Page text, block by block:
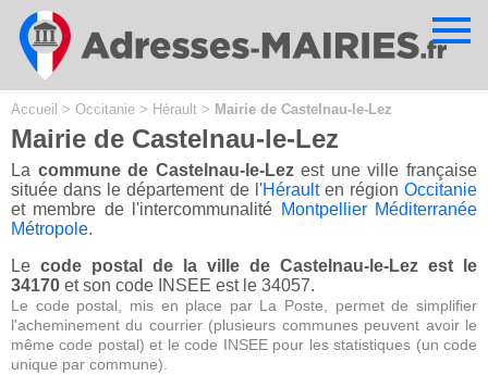
Accueil > Occitanie > Hérault > Mairie de Castelnau-le-Lez
Mairie de Castelnau-le-Lez
La commune de Castelnau-le-Lezest une ville française
située dans le département de l'Héraulten région Occitanie
et membre de l'intercommunalité Montpellier Méditerranée
Métropole.
Le code postal de la ville de Castelnau-le-Lez est le
34170 et son code INSEE est le 34057.
Le code postal, mis en place par La Poste, permet de simplifier
l'acheminement du courrier (plusieurs communes peuvent avoir le
même code postal) et le code INSEE pour les statistiques (un code
unique par commune).
Cookies management panel